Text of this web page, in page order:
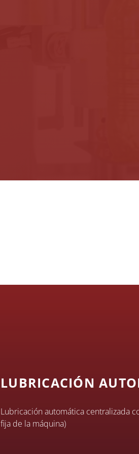
LUBRICACIÓN
Lubricación automática centralizada
fija de la máquina)